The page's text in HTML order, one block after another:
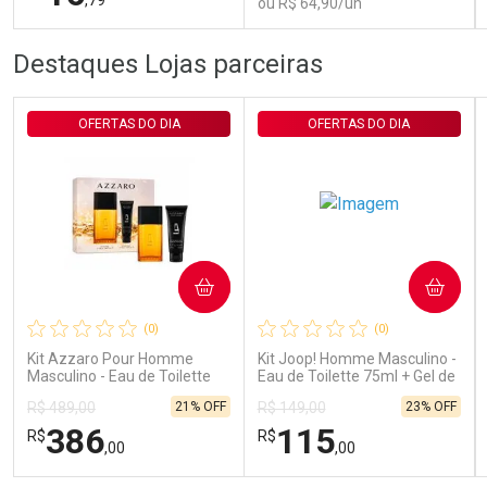
FECHAR
Laboratório
Comprar sem Desconto
Por R$ 16,79/cada
FECHAR
Por Menos
Comprar sem Desconto
Por R$ 16,79/cada
Comprar sem Desconto
Por R$ 64,90/cada
Comprar sem Desconto
Por R$ 64,90/cada
Destaques Lojas parceiras
(0)
Kit Azzaro Pour Homme
Masculino - Eau de Toilette
OFERTAS DO DIA
R$ 489,00
R$386,00
21% OFF
COMPRAR
(0)
Kit Joop! Homme Masculino -
Eau de Toilette 75ml + Gel de
OFERTAS DO DIA
R$ 149,00
R$115,00
23% OFF
COMPRAR